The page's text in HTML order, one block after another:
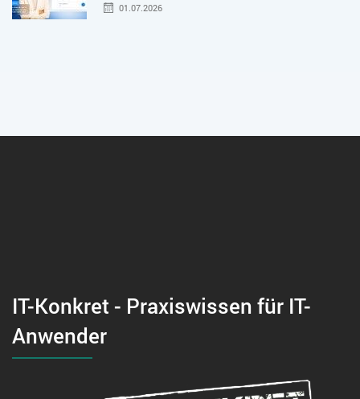
01.07.2026
IT-Konkret - Praxiswissen für IT-
Anwender